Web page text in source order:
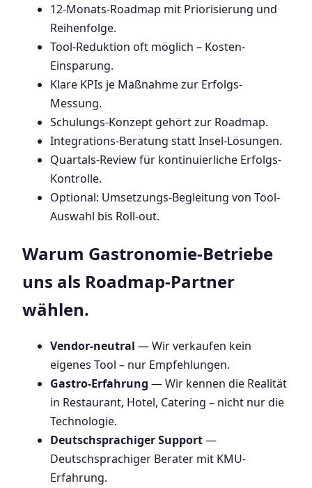
12-Monats-Roadmap mit Priorisierung und
Reihenfolge.
Tool-Reduktion oft möglich – Kosten-
Einsparung.
Klare KPIs je Maßnahme zur Erfolgs-
Messung.
Schulungs-Konzept gehört zur Roadmap.
Integrations-Beratung statt Insel-Lösungen.
Quartals-Review für kontinuierliche Erfolgs-
Kontrolle.
Optional: Umsetzungs-Begleitung von Tool-
Auswahl bis Roll-out.
Warum Gastronomie-Betriebe
uns als Roadmap-Partner
wählen.
Vendor-neutral — Wir verkaufen kein
eigenes Tool – nur Empfehlungen.
Gastro-Erfahrung — Wir kennen die Realität
in Restaurant, Hotel, Catering – nicht nur die
Technologie.
Deutschsprachiger Support—
Deutschsprachiger Berater mit KMU-
Erfahrung.